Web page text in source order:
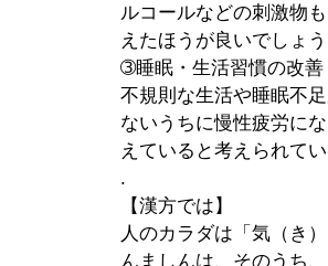
ルコールなどの刺激物
えたほうが良いでしょう
➂睡眠・生活習慣の改善
不規則な生活や睡眠不
ないうちに慢性疲労に
えていると考えられて
.
【漢方では】
人のカラダは「気（き
んましんは、そのうち